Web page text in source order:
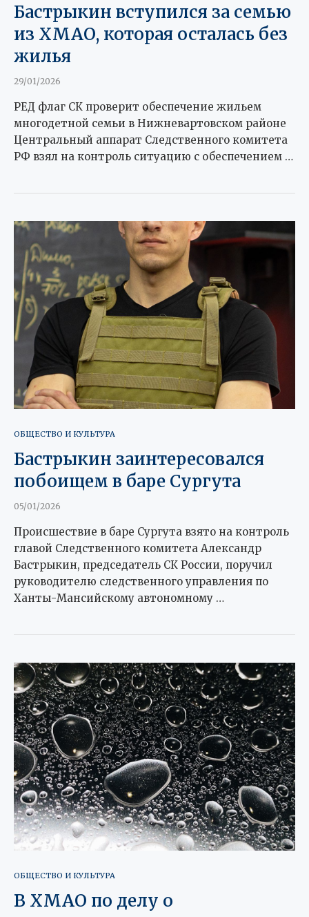
Бастрыкин вступился за семью
из ХМАО, которая осталась без
жилья
29/01/2026
РЕД флаг СК проверит обеспечение жильем
многодетной семьи в Нижневартовском районе
Центральный аппарат Следственного комитета
РФ взял на контроль ситуацию с обеспечением …
ОБЩЕСТВО И КУЛЬТУРА
Бастрыкин заинтересовался
побоищем в баре Сургута
05/01/2026
Происшествие в баре Сургута взято на контроль
главой Следственного комитета Александр
Бастрыкин, председатель СК России, поручил
руководителю следственного управления по
Ханты-Мансийскому автономному …
ОБЩЕСТВО И КУЛЬТУРА
В ХМАО по делу о